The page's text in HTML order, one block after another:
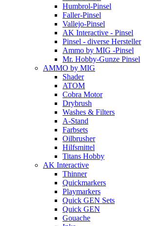
Humbrol-Pinsel
Faller-Pinsel
Vallejo-Pinsel
AK Interactive - Pinsel
Pinsel - diverse Hersteller
Ammo by MIG -Pinsel
Mr. Hobby-Gunze Pinsel
AMMO by MIG
Shader
ATOM
Cobra Motor
Drybrush
Washes & Filters
A-Stand
Farbsets
Oilbrusher
Hilfsmittel
Titans Hobby
AK Interactive
Thinner
Quickmarkers
Playmarkers
Quick GEN Sets
Quick GEN
Gouache